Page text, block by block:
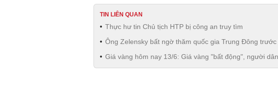
TIN LIÊN QUAN
Thực hư tin Chủ tịch HTP bị công an truy tìm
Ông Zelensky bất ngờ thăm quốc gia Trung Đông
Giá vàng hôm nay 13/6: Giá vàng "bất động", người